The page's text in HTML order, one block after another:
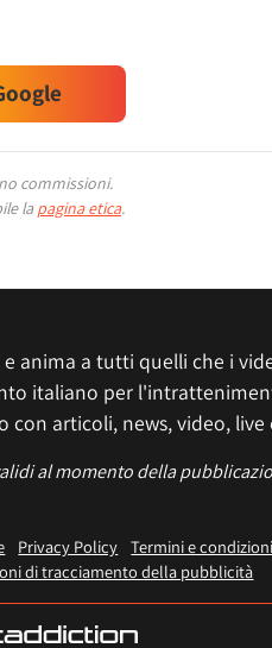
commissioni.
la pagina etica.
anima a tutti quelli che i
italiano per
con articoli, news, video,
al momento della
Privacy Policy Termini e condizioni
di tracciamento della pubblicità